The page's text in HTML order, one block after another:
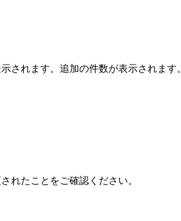
されます。追加の件数が表示されます。
れたことをご確認ください。